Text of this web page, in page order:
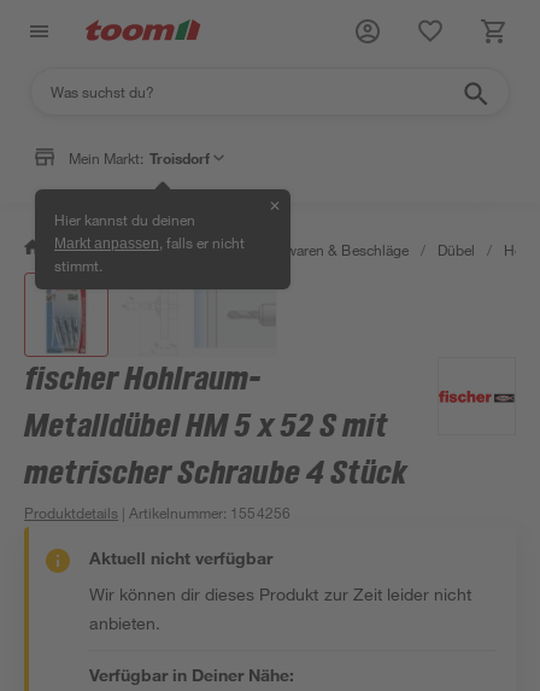
Mein Markt: Troisdorf
Hier kannst du deinen
Markt anpassen , falls er nicht
stimmt.
✕
/ Werkstatt & Maschinen / Eisenwaren & Beschläge / Dübel /
fischer Hohlraum-
Metalldübel HM 5 x 52 S mit
metrischer Schraube 4 Stück
Produktdetails | Artikelnummer: 1554256
Aktuell nicht verfügbar
Wir können dir dieses Produkt zur Zeit leider nicht
anbieten.
Verfügbar in Deiner Nähe: